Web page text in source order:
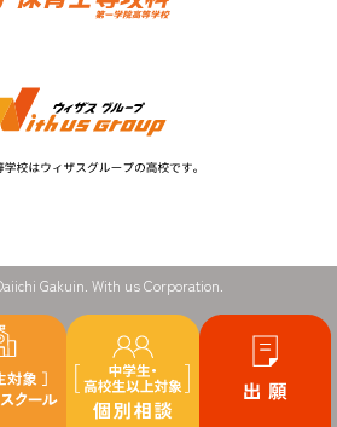
Gakuin. With us Corporation.